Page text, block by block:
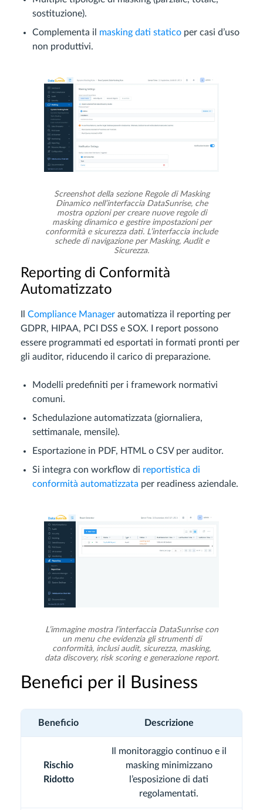
sostituzione).
Complementa il masking dati statico per casi d’uso
non produttivi.
Screenshot della sezione Regole di Masking
Dinamico nell’interfaccia DataSunrise, che
mostra opzioni per creare nuove regole di
masking dinamico e gestire impostazioni per
conformità e sicurezza dati. L’interfaccia include
schede di navigazione per Masking, Audit e
Sicurezza.
Reporting di Conformità
Automatizzato
Compliance Manager automatizza il reporting per
GDPR, HIPAA, PCI DSS e SOX. I report possono
essere programmati ed esportati in formati pronti per
gli auditor, riducendo il carico di preparazione.
Modelli predefiniti per i framework normativi
comuni.
Schedulazione automatizzata (giornaliera,
settimanale, mensile).
Esportazione in PDF, HTML o CSV per auditor.
Si integra con workflow di reportistica di
conformità automatizzata per readiness aziendale.
L’immagine mostra l’interfaccia DataSunrise con
un menu che evidenzia gli strumenti di
conformità, inclusi audit, sicurezza, masking,
data discovery, risk scoring e generazione report.
Benefici per il Business
Beneficio Descrizione
Rischio
Ridotto
Il monitoraggio continuo e il
masking minimizzano
l’esposizione di dati
regolamentati.